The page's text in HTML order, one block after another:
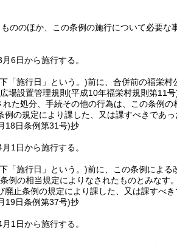
ののほか、この条例の施行について必要な
6日から施行する。
「施行日」という。)前に、合併前の福栄村
場設置管理規則 (平成10年福栄村規則第11号
た処分、手続その他の行為は、この条例の
例の規定により課した、又は課すべきであ
18日条例第31号)抄
1日から施行する。
「施行日」という。)前に、この条例による
例の相当規定によりなされたものとみなす。
廃止条例の規定により課した、又は課すべ
19日条例第37号)抄
1日から施行する。